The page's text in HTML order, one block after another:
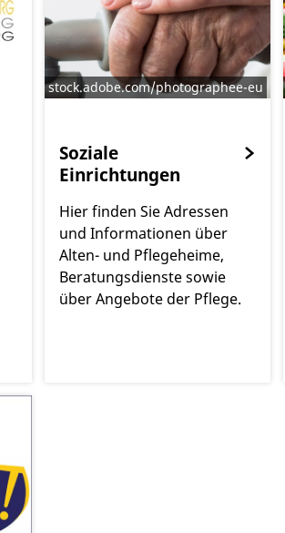
stock.adobe.com/photographee-eu
Soziale
Einrichtungen
Hier finden Sie Adressen
und Informationen über
Alten- und Pflegeheime,
Beratungsdienste sowie
über Angebote der Pflege.